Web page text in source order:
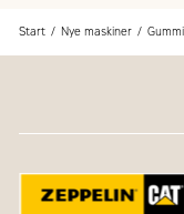
Start Nye maskiner